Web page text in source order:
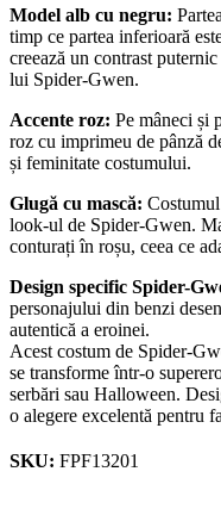
Model alb cu negru:
timp ce partea inferioară
creează un contrast
lui Spider-Gwen.
Accente roz: Pe mâneci și
roz cu imprimeu de pânză
și feminitate costumului.
Glugă cu mască:
look-ul de Spider-Gwen.
conturați în roșu, ceea ce
Design specific Spider-
personajului din benzi
autentică a eroinei.
Acest costum de Spider-
se transforme într-o
serbări sau Halloween.
o alegere excelentă pentru
SKU: FPF13201